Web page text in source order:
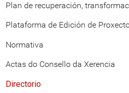
Plan de recuperación,
Plataforma de Edición de
Normativa
Actas do Consello da Xerencia
Directorio